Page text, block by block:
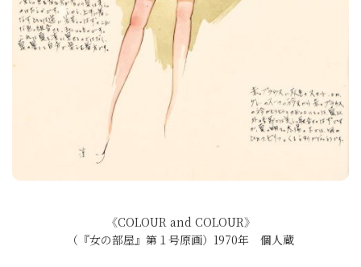
《COLOUR and COLOUR》
（『女の部屋』第１号原画）1970年 個人蔵